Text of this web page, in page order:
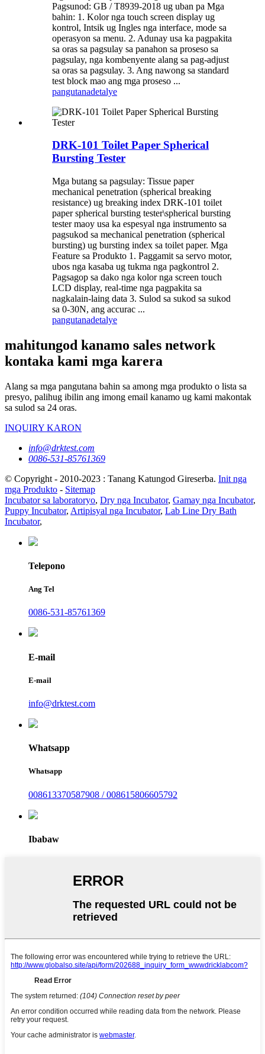
Pagsunod: GB / T8939-2018 ug uban pa Mga
bahin: 1. Kolor nga touch screen display ug
kontrol, Intsik ug Ingles nga interface, mode sa
operasyon sa menu. 2. Adunay usa ka pagpakita
sa oras sa pagsulay sa panahon sa proseso sa
pagsulay, nga kombenyente alang sa pag-adjust
sa oras sa pagsulay. 3. Ang nawong sa standard
test block mao ang mga proseso ...
pangutanadetalye
DRK-101 Toilet Paper Spherical
Bursting Tester
Mga butang sa pagsulay: Tissue paper
mechanical penetration (spherical breaking
resistance) ug breaking index DRK-101 toilet
paper spherical bursting tester\spherical bursting
tester maoy usa ka espesyal nga instrumento sa
pagsukod sa mechanical penetration (spherical
bursting) ug bursting index sa toilet paper. Mga
Feature sa Produkto 1. Paggamit sa servo motor,
ubos nga kasaba ug tukma nga pagkontrol 2.
Pagsagop sa dako nga kolor nga screen touch
LCD display, real-time nga pagpakita sa
nagkalain-laing data 3. Sulod sa sukod sa sukod
sa 0-30N, ang accurac ...
pangutanadetalye
mahitungod kanamo sales network
kontaka kami mga karera
Alang sa mga pangutana bahin sa among mga produkto o lista sa
presyo, palihug ibilin ang imong email kanamo ug kami makontak
sa sulod sa 24 oras.
INQUIRY KARON
info@drktest.com
0086-531-85761369
© Copyright - 2010-2023 : Tanang Katungod Gireserba. Init nga
mga Produkto - Sitemap
Incubator sa laboratoryo, Dry nga Incubator, Gamay nga Incubator,
Puppy Incubator, Artipisyal nga Incubator, Lab Line Dry Bath
Incubator,
Telepono
Ang Tel
0086-531-85761369
E-mail
E-mail
info@drktest.com
Whatsapp
Whatsapp
008613370587908 / 008615806605792
Ibabaw